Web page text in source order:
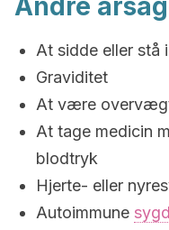
Andre
At sidde eller stå
Graviditet
At være
At tage medicin
blodtryk
Hjerte- eller
Autoimmune